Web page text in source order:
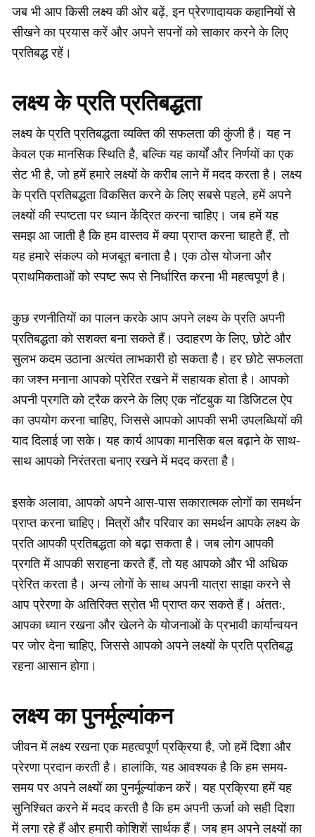
जब भी आप किसी लक्ष्य की ओर बढ़ें, इन प्रेरणादायक कहानियों से
सीखने का प्रयास करें और अपने सपनों को साकार करने के लिए
प्रतिबद्ध रहें।
लक्ष्य के प्रति प्रतिबद्धता
लक्ष्य के प्रति प्रतिबद्धता व्यक्ति की सफलता की कुंजी है। यह न
केवल एक मानसिक स्थिति है, बल्कि यह कार्यों और निर्णयों का एक
सेट भी है, जो हमें हमारे लक्ष्यों के करीब लाने में मदद करता है। लक्ष्य
के प्रति प्रतिबद्धता विकसित करने के लिए सबसे पहले, हमें अपने
लक्ष्यों की स्पष्टता पर ध्यान केंद्रित करना चाहिए। जब हमें यह
समझ आ जाती है कि हम वास्तव में क्या प्राप्त करना चाहते हैं, तो
यह हमारे संकल्प को मजबूत बनाता है। एक ठोस योजना और
प्राथमिकताओं को स्पष्ट रूप से निर्धारित करना भी महत्वपूर्ण है।
कुछ रणनीतियों का पालन करके आप अपने लक्ष्य के प्रति अपनी
प्रतिबद्धता को सशक्त बना सकते हैं। उदाहरण के लिए, छोटे और
सुलभ कदम उठाना अत्यंत लाभकारी हो सकता है। हर छोटे सफलता
का जश्न मनाना आपको प्रेरित रखने में सहायक होता है। आपको
अपनी प्रगति को ट्रैक करने के लिए एक नॉटबुक या डिजिटल ऐप
का उपयोग करना चाहिए, जिससे आपको आपकी सभी उपलब्धियों की
याद दिलाई जा सके। यह कार्य आपका मानसिक बल बढ़ाने के साथ-
साथ आपको निरंतरता बनाए रखने में मदद करता है।
इसके अलावा, आपको अपने आस-पास सकारात्मक लोगों का समर्थन
प्राप्त करना चाहिए। मित्रों और परिवार का समर्थन आपके लक्ष्य के
प्रति आपकी प्रतिबद्धता को बढ़ा सकता है। जब लोग आपकी
प्रगति में आपकी सराहना करते हैं, तो यह आपको और भी अधिक
प्रेरित करता है। अन्य लोगों के साथ अपनी यात्रा साझा करने से
आप प्रेरणा के अतिरिक्त स्रोत भी प्राप्त कर सकते हैं। अंततः,
आपका ध्यान रखना और खेलने के योजनाओं के प्रभावी कार्यान्वयन
पर जोर देना चाहिए, जिससे आपको अपने लक्ष्यों के प्रति प्रतिबद्ध
रहना आसान होगा।
लक्ष्य का पुनर्मूल्यांकन
जीवन में लक्ष्य रखना एक महत्वपूर्ण प्रक्रिया है, जो हमें दिशा और
प्रेरणा प्रदान करती है। हालांकि, यह आवश्यक है कि हम समय-
समय पर अपने लक्ष्यों का पुनर्मूल्यांकन करें। यह प्रक्रिया हमें यह
सुनिश्चित करने में मदद करती है कि हम अपनी ऊर्जा को सही दिशा
में लगा रहे हैं और हमारी कोशिशें सार्थक हैं। जब हम अपने लक्ष्यों का